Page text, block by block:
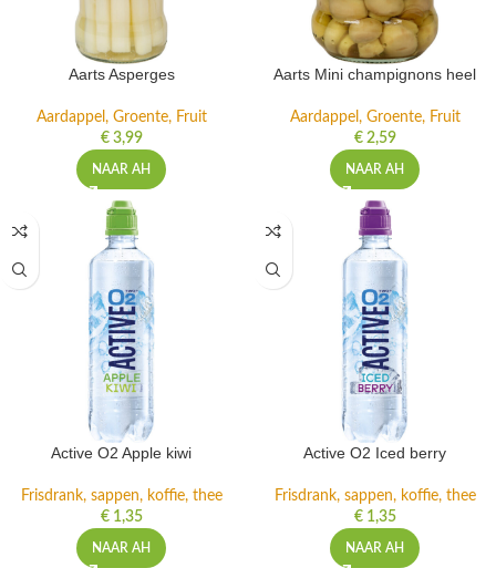
Aarts Asperges
Aardappel, Groente, Fruit
€3,99
NAAR AH
Aarts Mini champignons heel
Aardappel, Groente, Fruit
€2,59
NAAR AH
Active O2 Apple kiwi
Frisdrank, sappen, koffie, thee
€1,35
NAAR AH
Active O2 Iced berry
Frisdrank, sappen, koffie, thee
€1,35
NAAR AH